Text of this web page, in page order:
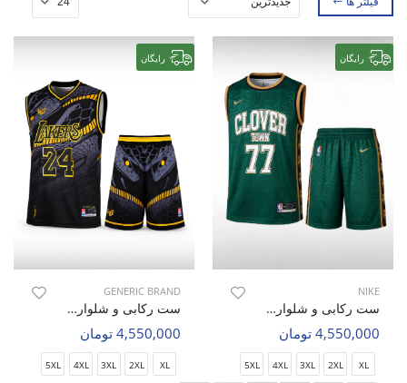
رایگان
NIKE
ست رکابی و شلوارک بسکتبال مردانه نایک Nike Hoop Zone M
4,550,000 تومان
XL
2XL
3XL
4XL
5XL
رایگان
GENERIC BRAND
ست رکابی و شلوارک بسکتبال مردانه بدون برند Urban Hoops M
4,550,000 تومان
XL
2XL
3XL
4XL
5XL